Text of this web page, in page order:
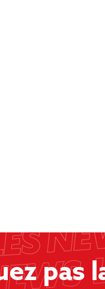
pas